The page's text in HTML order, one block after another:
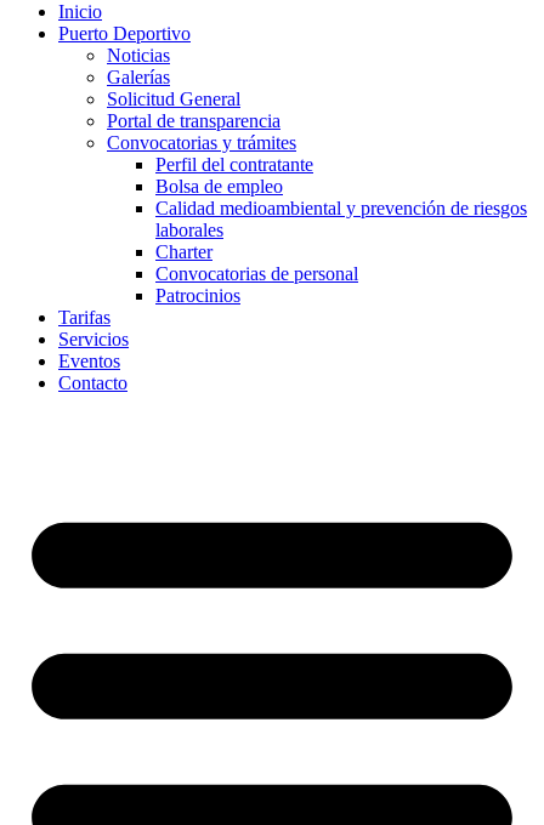
Inicio
Puerto Deportivo
Noticias
Galerías
Solicitud General
Portal de transparencia
Convocatorias y trámites
Perfil del contratante
Bolsa de empleo
Calidad medioambiental y prevención de riesgos
laborales
Charter
Convocatorias de personal
Patrocinios
Tarifas
Servicios
Eventos
Contacto